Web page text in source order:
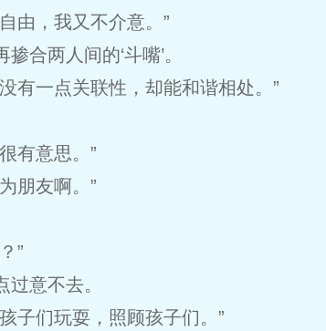
由，我又不介意。”
合两人间的‘斗嘴’。
有一点关联性，却能和谐相处。”
有意思。”
朋友啊。”
”
意不去。
子们玩耍，照顾孩子们。”